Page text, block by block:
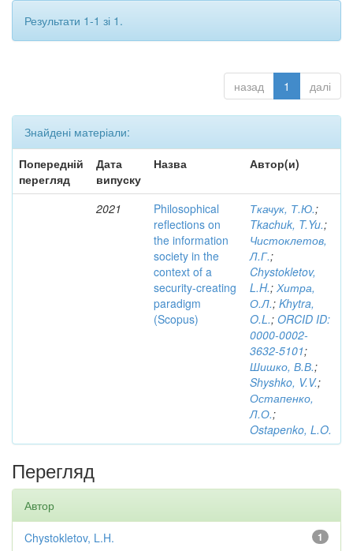
Результати 1-1 зі 1.
назад 1 далі
Знайдені матеріали:
Попередній
перегляд
Дата
випуску
Назва Автор(и)
2021
Philosophical
reflections on
the information
society in the
context of a
security-creating
paradigm
(Scopus)
Ткачук, Т.Ю.;
Tkachuk, T.Yu.;
Чистоклетов,
Л.Г.;
Chystokletov,
L.H.; Хитра,
О.Л.; Khytra,
O.L.; ORCID ID:
0000-0002-
3632-5101;
Шишко, В.В.;
Shyshko, V.V.;
Остапенко,
Л.О.;
Ostapenko, L.O.
Перегляд
Автор
1
Chystokletov, L.H.